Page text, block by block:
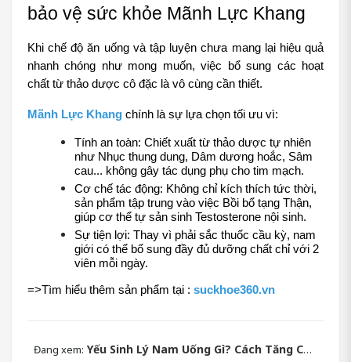
bảo vệ sức khỏe Mãnh Lực Khang
Khi chế độ ăn uống và tập luyện chưa mang lại hiệu quả
nhanh chóng như mong muốn, việc bổ sung các hoạt
chất từ thảo dược cô đặc là vô cùng cần thiết.
Mãnh Lực Khang chính là sự lựa chọn tối ưu vì:
Tính an toàn: Chiết xuất từ thảo dược tự nhiên
như Nhục thung dung, Dâm dương hoắc, Sâm
cau... không gây tác dụng phụ cho tim mạch.
Cơ chế tác động: Không chỉ kích thích tức thời,
sản phẩm tập trung vào việc Bồi bổ tạng Thận,
giúp cơ thể tự sản sinh Testosterone nội sinh.
Sự tiện lợi: Thay vì phải sắc thuốc cầu kỳ, nam
giới có thể bổ sung đầy đủ dưỡng chất chỉ với 2
viên mỗi ngày.
=>Tìm hiểu thêm sản phẩm tại : suckhoe360.vn
Đang xem: Yếu Sinh Lý Nam Uống Gì? Cách Tăng Cường Sinh Lực Tại Nhà